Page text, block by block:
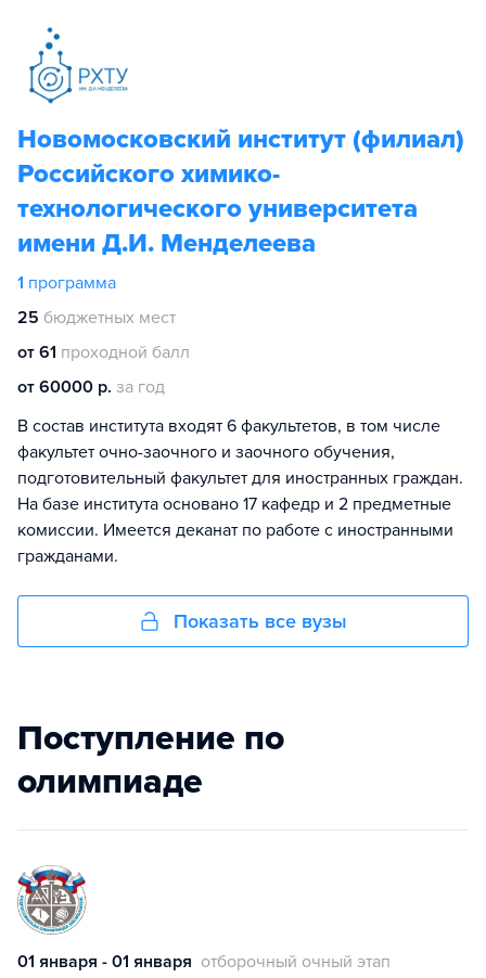
Новомосковский институт (филиал)
Российского химико-
технологического университета
имени Д.И. Менделеева
1 программа
25 бюджетных мест
от 61 проходной балл
от 60000 р. за год
В состав института входят 6 факультетов, в том числе
факультет очно-заочного и заочного обучения,
подготовительный факультет для иностранных граждан.
На базе института основано 17 кафедр и 2 предметные
комиссии. Имеется деканат по работе с иностранными
гражданами.
Показать все вузы
Поступление по
олимпиаде
01 января - 01 января отборочный очный этап